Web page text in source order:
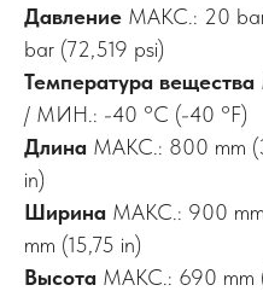
Давление МАКС.: 20
bar (72,519 psi)
Температура вещества
/ МИН.: -40 °C (-40 °F)
Длина МАКС.: 800 mm
in)
Ширина МАКС.: 900
mm (15,75 in)
Высота МАКС.: 690 mm